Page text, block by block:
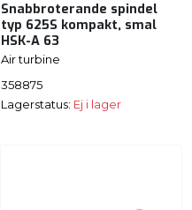
Snabbroterande spindel
typ 625S kompakt, smal
HSK-A 63
Air turbine
358875
Lagerstatus: Ej i lager